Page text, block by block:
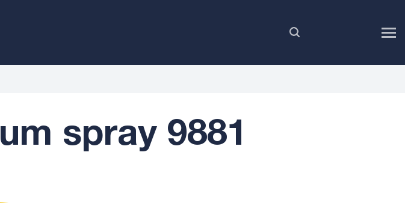
spray 9881